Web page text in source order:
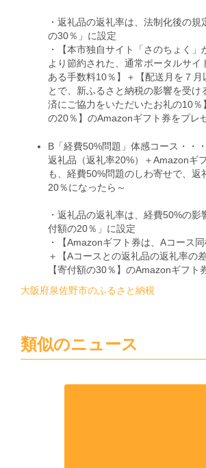
・返礼品の返礼率は、法制化後の規
の30％」に設定
・【本市独自サイト「さのちょく」
より節約された、通常ポータルサイ
ある手数料10％】＋【配送月を７月
とで、新ふるさと納税の影響を受け
済にご協力をいただいたお礼の10％
の20％】のAmazonギフト券をプレ
B「経費50%問題」体感コース ・・
返礼品（返礼率20%） ＋Amazonギ
も、経費50%問題のしわ寄せで、返
20％になったら～
・返礼品の返礼率は、経費50%の影
付額の20％」に設定
・【Amazonギフト券は、Aコース同
＋【Aコースとの返礼品の返礼率の
【寄付額の30％】のAmazonギフト
大阪府泉佐野市のふるさと納税
類似のニュース